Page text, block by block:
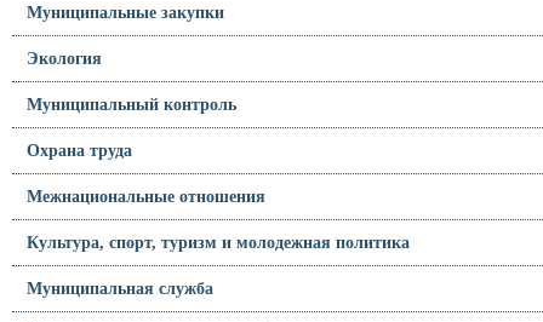
Муниципальные закупки
Экология
Муниципальный контроль
Охрана труда
Межнациональные отношения
Культура, спорт, туризм и молодежная политика
Муниципальная служба